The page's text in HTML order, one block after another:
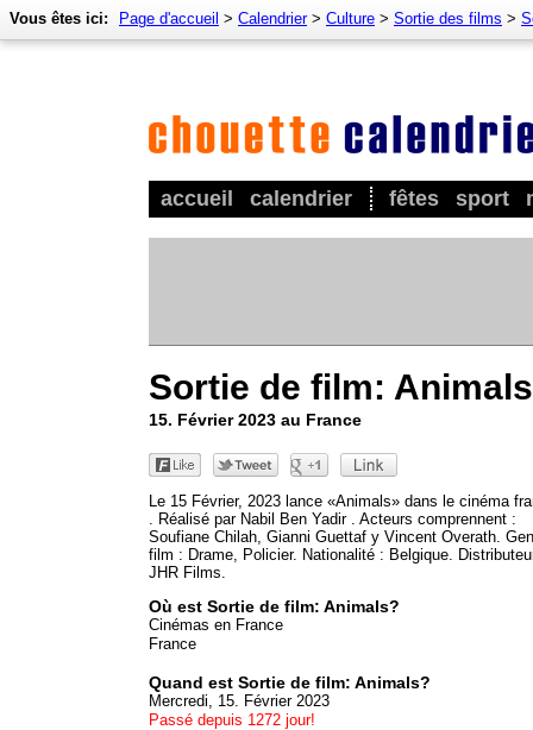
accueil calendrier fêtes sport
Vous êtes ici: Page d'accueil > Calendrier> Culture > Sortie des films >
Sortie de film: Animals
15. Février 2023 au France
Le 15 Février, 2023 lance «Animals» dans le cinéma
. Réalisé par Nabil Ben Yadir . Acteurs comprennent :
Soufiane Chilah, Gianni Guettaf y Vincent Overath.
film : Drame, Policier. Nationalité : Belgique.
JHR Films.
Où est Sortie de film: Animals?
Cinémas en France
France
Quand est Sortie de film: Animals?
Mercredi, 15. Février 2023
Passé depuis 1272 jour!